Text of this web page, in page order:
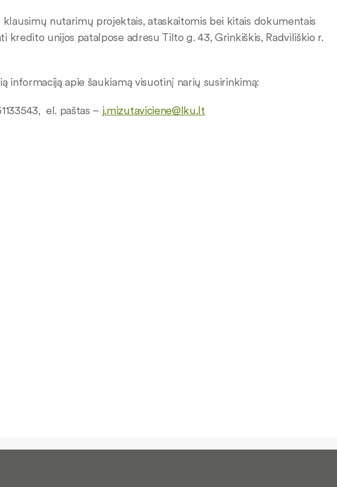
nutarimų projektais, ataskaitomis bei kitais dokumentais
kredito unijos patalpose adresu Tilto g. 43, Grinkiškis, Radviliškio r.
apie šaukiamą visuotinį narių susirinkimą:
el. paštas – j.mizutaviciene@lku.lt